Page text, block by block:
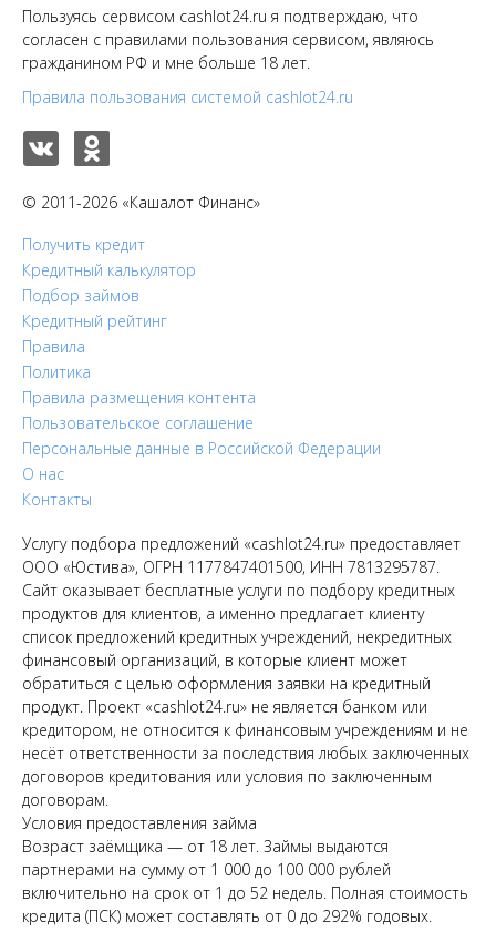
Пользуясь сервисом cashlot24.ru я подтверждаю, что
согласен с правилами пользования сервисом, являюсь
гражданином РФ и мне больше 18 лет.
Правила пользования системой cashlot24.ru
© 2011-2026 «Кашалот Финанс»
Получить кредит
Кредитный калькулятор
Подбор займов
Кредитный рейтинг
Правила
Политика
Правила размещения контента
Пользовательское соглашение
Персональные данные в Российской Федерации
О нас
Контакты
Услугу подбора предложений «cashlot24.ru» предоставляет
ООО «Юстива», ОГРН 1177847401500, ИНН 7813295787.
Сайт оказывает бесплатные услуги по подбору кредитных
продуктов для клиентов, а именно предлагает клиенту
список предложений кредитных учреждений, некредитных
финансовый организаций, в которые клиент может
обратиться с целью оформления заявки на кредитный
продукт. Проект «cashlot24.ru» не является банком или
кредитором, не относится к финансовым учреждениям и не
несёт ответственности за последствия любых заключенных
договоров кредитования или условия по заключенным
договорам.
Условия предоставления займа
Возраст заёмщика — от 18 лет. Займы выдаются
партнерами на сумму от 1 000 до 100 000 рублей
включительно на срок от 1 до 52 недель. Полная стоимость
кредита (ПСК) может составлять от 0 до 292% годовых.